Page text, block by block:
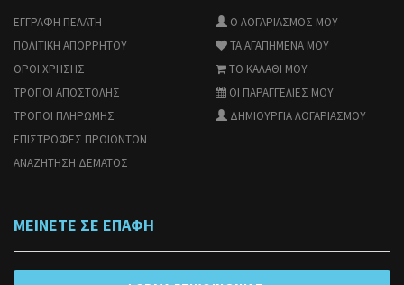
ΕΓΓΡΑΦΗ ΠΕΛΑΤΗ
ΠΟΛΙΤΙΚΗ ΑΠΟΡΡΗΤΟΥ
ΟΡΟΙ ΧΡΗΣΗΣ
ΤΡΟΠΟΙ ΑΠΟΣΤΟΛΗΣ
ΤΡΟΠΟΙ ΠΛΗΡΩΜΗΣ
ΕΠΙΣΤΡΟΦΕΣ ΠΡΟΙΟΝΤΩΝ
ΑΝΑΖΗΤΗΣΗ ΔΕΜΑΤΟΣ
Ο ΛΟΓΑΡΙΑΣΜΟΣ ΜΟΥ
ΤΑ ΑΓΑΠΗΜΕΝΑ ΜΟΥ
ΤΟ ΚΑΛΑΘΙ ΜΟΥ
ΟΙ ΠΑΡΑΓΓΕΛΙΕΣ ΜΟΥ
ΔΗΜΙΟΥΡΓΙΑ ΛΟΓΑΡΙΑΣΜΟΥ
ΜΕΙΝΕΤΕ ΣΕ ΕΠΑΦΗ